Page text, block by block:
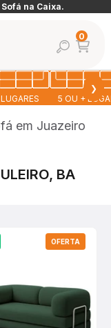
na Caixa.
Abrir
Abrir
0
5 OU +
❯
em Juazeiro
BA
OFERTA